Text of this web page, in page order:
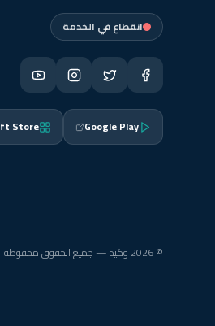
انقطاع في الخدمة
Google Play
Store
© 2026 وكيد — جميع الحقوق محفوظة